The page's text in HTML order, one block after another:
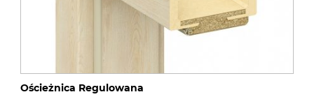
Ościeżnica Regulowana